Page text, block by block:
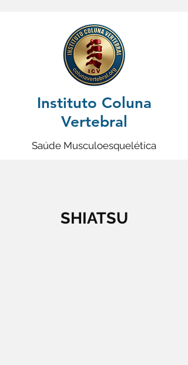
Instituto Coluna
Vertebral
Saúde Musculoesquelética
SHIATSU